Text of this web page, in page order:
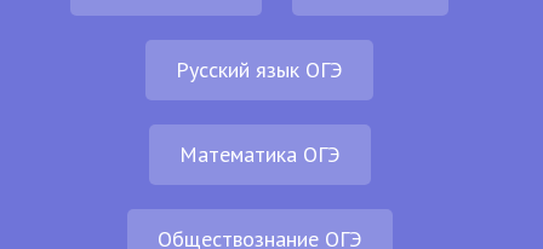
Русский язык ОГЭ
Математика ОГЭ
Обществознание ОГЭ